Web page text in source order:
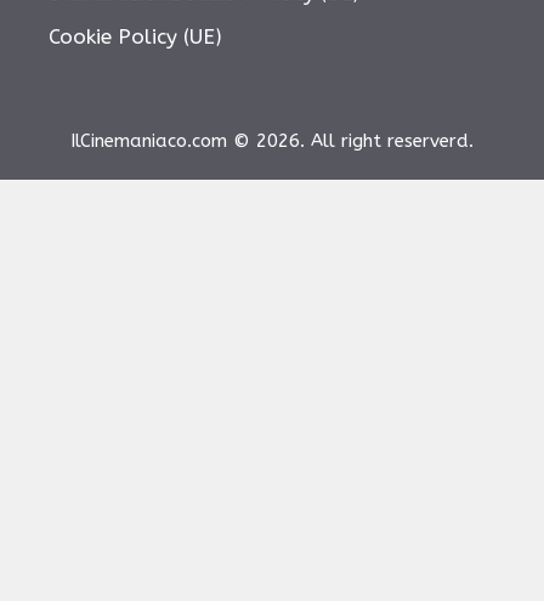
Cookie Policy (UE)
IlCinemaniaco.com © 2026. All right reserverd.